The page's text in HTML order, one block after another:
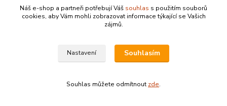
Náš e-shop a partneři potřebují Váš souhlas s použitím souborů
cookies, aby Vám mohli zobrazovat informace týkající se Vašich
zájmů.
Nastavení Souhlasím
Souhlas můžete odmítnout zde.